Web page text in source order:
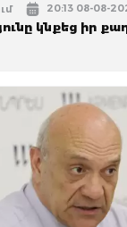
20:13 08-08-
կնքեց իր